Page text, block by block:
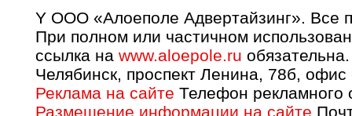
Y OOO «Алоеполе Адвертайзинг».
При полном или частичном
ссылка на www.aloepole.ru обязательна.
Челябинск, проспект Ленина, 78б, офис
Реклама на сайте Телефон рекламного
Размещение информации на сайте